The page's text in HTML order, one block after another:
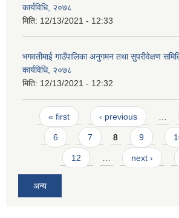
कार्यविधि, २०७८
मिति: 12/13/2021 - 12:33
भगवतीमाई गाउँपालिका अनुगमन तथा सुपरीवेक्षण
कार्यविधि, २०७८
मिति: 12/13/2021 - 12:32
Pages
« first ‹ previous
6 7 8 9
12 next ›
अन्य